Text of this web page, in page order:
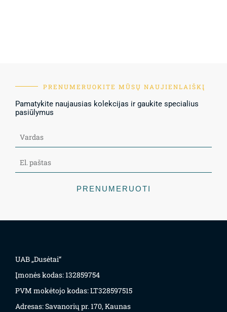
PRENUMERUOKITE MŪSŲ NAUJIENLAIŠKĮ
Pamatykite naujausias kolekcijas ir gaukite specialius
pasiūlymus
PRENUMERUOTI
UAB „Dusėtai“
Įmonės kodas: 132859754
PVM mokėtojo kodas: LT328597515
Adresas: Savanorių pr. 170, Kaunas